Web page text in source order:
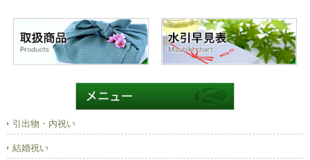
引出物・内祝い
結婚祝い